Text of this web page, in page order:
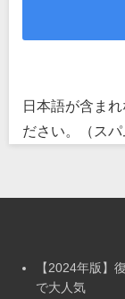
日本語が含ま
ださい。（スパ
【2024年版】
で大人気